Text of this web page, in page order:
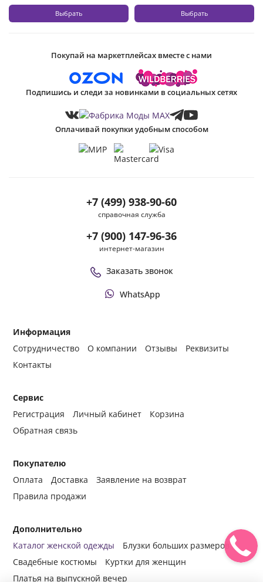
Выбрать Выбрать
Информация
Сотрудничество
О компании Отзывы
Реквизиты
Контакты
Сервис
Регистрация
Личный кабинет
Корзина
Обратная связь
Покупателю
Оплата
Доставка
Заявление на возврат
Правила продажи
Дополнительно
Каталог женской одежды
Блузки больших размеров
Свадебные костюмы
Куртки для женщин
Платья на выпускной вечер
+7 (499) 938-90-60
справочная служба
+7 (900) 147-96-36
интернет-магазин
Заказать звонок
WhatsApp
Покупай на маркетплейсах вместе с нами
Подпишись и следи за новинками в социальных сетях
Оплачивай покупки удобным способом